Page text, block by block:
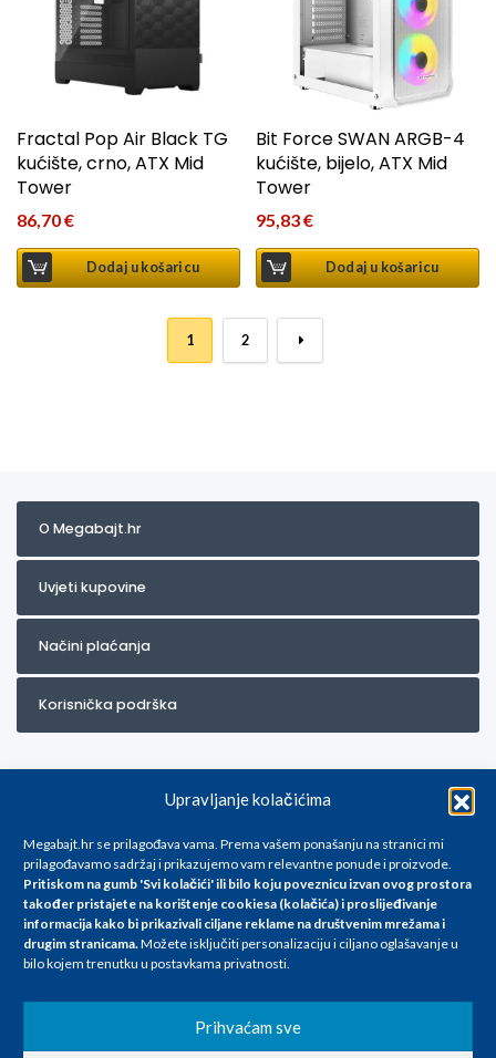
Upravljanje kolačićima
Megabajt.hr se prilagođava vama. Prema vašem ponašanju na stranici mi
prilagođavamo sadržaj i prikazujemo vam relevantne ponude i proizvode.
Pritiskom na gumb 'Svi kolačići' ili bilo koju poveznicu izvan ovog prostora
također pristajete na korištenje cookiesa (kolačića) i proslijeđivanje
informacija kako bi prikazivali ciljane reklame na društvenim mrežama i
drugim stranicama.Možete isključiti personalizaciju i ciljano oglašavanje u
bilo kojem trenutku u postavkama privatnosti.
Prihvaćam sve
Fractal Pop Air Black TG
kućište, crno, ATX Mid
Tower
86,70€
Dodaj u košaricu
Bit Force SWAN ARGB-4
kućište, bijelo, ATX Mid
Tower
95,83€
Dodaj u košaricu
1 2 →
O Megabajt.hr
Uvjeti kupovine
Načini plaćanja
Korisnička podrška
Za artikle kojih trenutno nema u ponudi obratite nam se na
info@megabajt.hr. Sve cijene su informativnog karaktera i podložne su
promjenama, a
iskazane su za avansno plaćanje(gotovina) u Eurima i uključuju PDV. Sve
se razlikovati od cijena u našim poslovnicama. Trudimo se dati što bolji
i točniji opis i sliku. Unatoč tome, ne možemo garantirati da su svi